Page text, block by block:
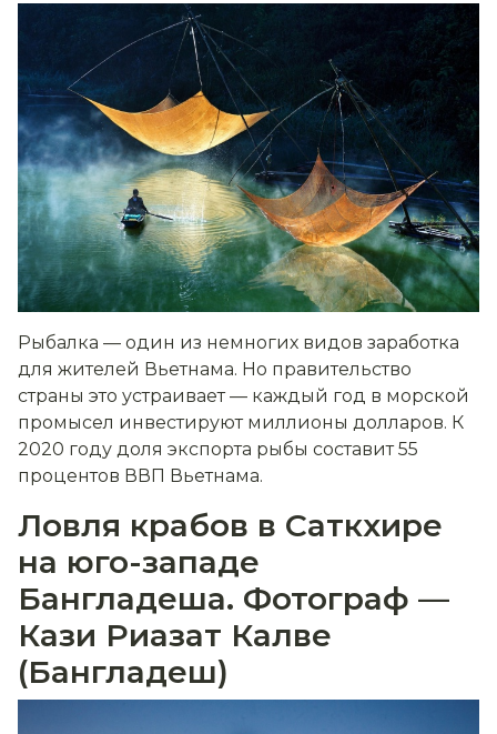
Рыбалка — один из немногих видов заработка
для жителей Вьетнама. Но правительство
страны это устраивает — каждый год в морской
промысел инвестируют миллионы долларов. К
2020 году доля экспорта рыбы составит 55
процентов ВВП Вьетнама.
Ловля крабов в Саткхире
на юго-западе
Бангладеша. Фотограф —
Кази Риазат Калве
(Бангладеш)